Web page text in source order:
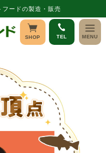
ードの製造・販売
MENU
TEL
SHOP